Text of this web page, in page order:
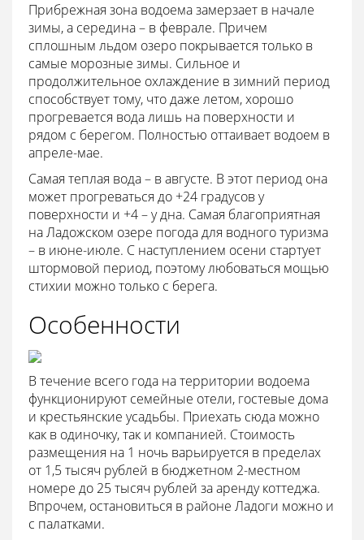
Прибрежная зона водоема замерзает в начале
зимы, а середина – в феврале. Причем
сплошным льдом озеро покрывается только в
самые морозные зимы. Сильное и
продолжительное охлаждение в зимний период
способствует тому, что даже летом, хорошо
прогревается вода лишь на поверхности и
рядом с берегом. Полностью оттаивает водоем в
апреле-мае.
Самая теплая вода – в августе. В этот период она
может прогреваться до +24 градусов у
поверхности и +4 – у дна. Самая благоприятная
на Ладожском озере погода для водного туризма
– в июне-июле. С наступлением осени стартует
штормовой период, поэтому любоваться мощью
стихии можно только с берега.
Особенности
В течение всего года на территории водоема
функционируют семейные отели, гостевые дома
и крестьянские усадьбы. Приехать сюда можно
как в одиночку, так и компанией. Стоимость
размещения на 1 ночь варьируется в пределах
от 1,5 тысяч рублей в бюджетном 2-местном
номере до 25 тысяч рублей за аренду коттеджа.
Впрочем, остановиться в районе Ладоги можно и
с палатками.